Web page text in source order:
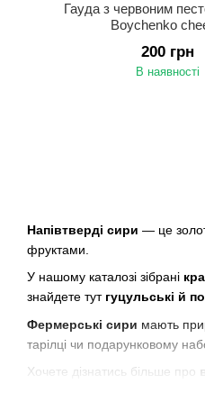
Напівтверді сири — це
фруктами.
У нашому каталозі зібрані
знайдете тут гуцульські й
Фермерські сири мають
тарілці чи подарунковому
Хочете дізнатись більше про
Гауда з червоним
Boychenko
200 грн
В наявності